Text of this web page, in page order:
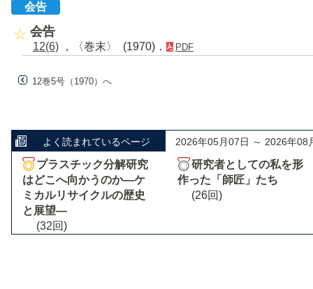
会告
会告
12(6) ，〈巻末〉 (1970)． PDF
12巻5号（1970）へ
よく読まれているページ 2026年05月07日 ～ 2026年08
プラスチック分解研究
はどこへ向かうのか―ケ
ミカルリサイクルの歴史
と展望―
(32回)
研究者としての私を形
作った「師匠」たち
(26回)